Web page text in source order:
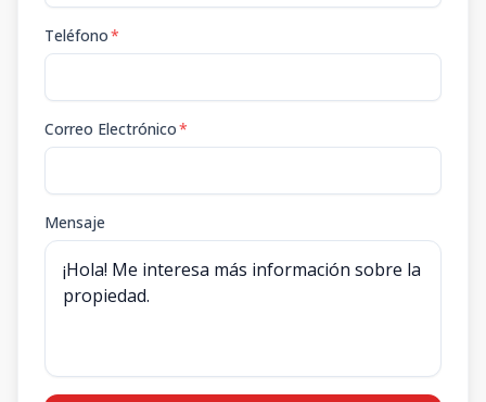
Teléfono*
Correo Electrónico*
Mensaje